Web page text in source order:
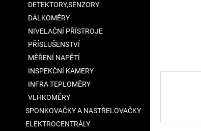
DETEKTORY,SENZORY
DÁLKOMĚRY
NIVELAČNÍ PŘÍSTROJE
PŘÍSLUŠENSTVÍ
MĚŘENÍ NAPĚTÍ
INSPEKČNÍ KAMERY
INFRA TEPLOMĚRY
VLHKOMĚRY
SPONKOVAČKY A NASTŘELOVAČKY
ELEKTROCENTRÁLY